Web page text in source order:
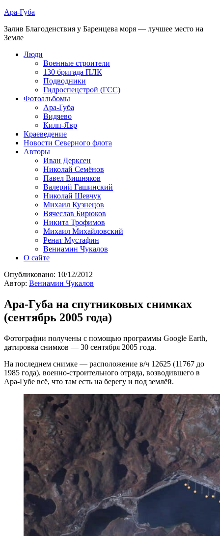
Ара-Губа
Залив Благоденствия у Баренцева моря — лучшее место на
Земле
Люди
Военные строители
130 бригада ПЛК
Подводники
Гидроспецстрой (ГСС)
Фотоальбомы
Ара-Губа
Видяево
Килп-Явр
Краеведение
Новости Северного флота
Авторы
Иван Дерксен
Николай Семёнов
Павел Вишняков
Валерий Гашинский
Николай Шевчук
Михаил Кузнецов
Вячеслав Бирюков
Никита Трофимов
Михаил Михайловский
Ренат Мустафин
Вениамин Чукалов
О сайте
Опубликовано: 10/12/2012
Автор: Вениамин Чукалов
Ара-Губа на спутниковых снимках
(сентябрь 2005 года)
Фотографии получены с помощью программы Google Earth,
датировка снимков — 30 сентября 2005 года.
На последнем снимке — расположение в/ч 12625 (11767 до
1985 года), военно-строительного отряда, возводившего в
Ара-Губе всё, что там есть на берегу и под землёй.